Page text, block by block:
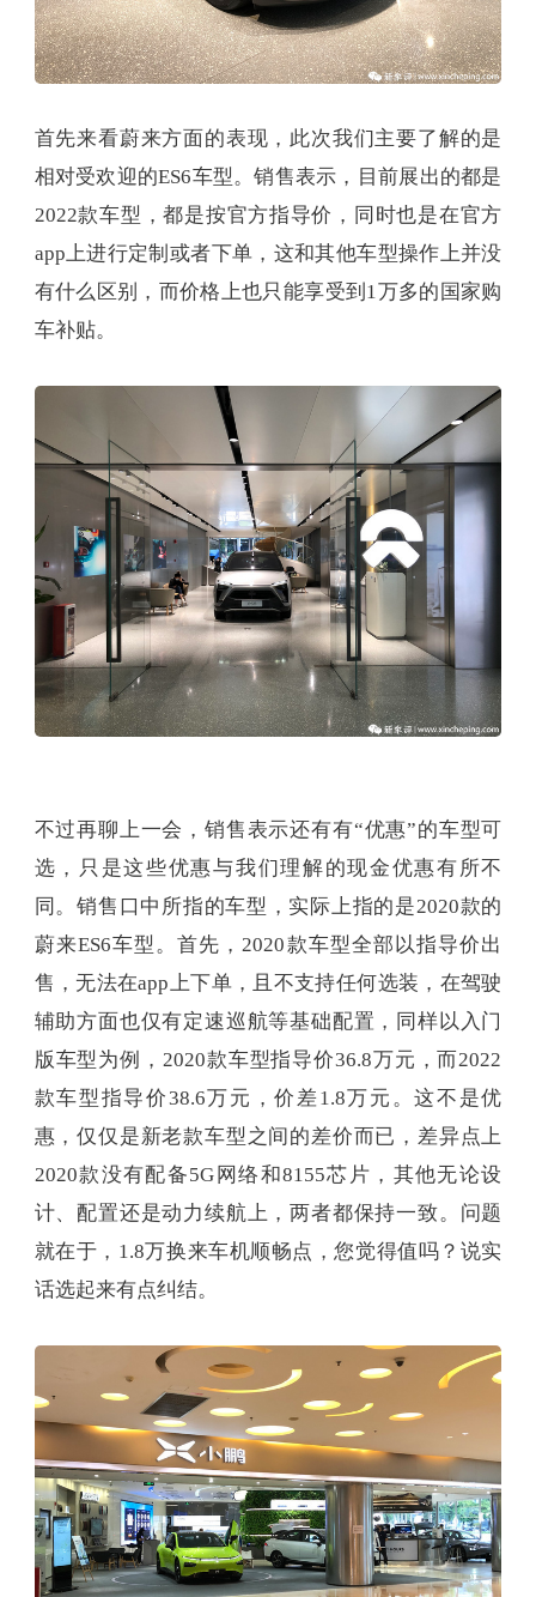
首先来看蔚来方面的表现，此次我们主要了解的是
相对受欢迎的ES6车型。销售表示，目前展出的都是
2022款车型，都是按官方指导价，同时也是在官方
app上进行定制或者下单，这和其他车型操作上并没
有什么区别，而价格上也只能享受到1万多的国家购
车补贴。
不过再聊上一会，销售表示还有有“优惠”的车型可
选，只是这些优惠与我们理解的现金优惠有所不
同。销售口中所指的车型，实际上指的是2020款的
蔚来ES6车型。首先，2020款车型全部以指导价出
售，无法在app上下单，且不支持任何选装，在驾驶
辅助方面也仅有定速巡航等基础配置，同样以入门
版车型为例，2020款车型指导价36.8万元，而2022
款车型指导价38.6万元，价差1.8万元。这不是优
惠，仅仅是新老款车型之间的差价而已，差异点上
2020款没有配备5G网络和8155芯片，其他无论设
计、配置还是动力续航上，两者都保持一致。问题
就在于，1.8万换来车机顺畅点，您觉得值吗？说实
话选起来有点纠结。